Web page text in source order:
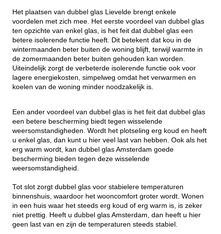
Het plaatsen van dubbel glas Lievelde brengt enkele
voordelen met zich mee. Het eerste voordeel van dubbel glas
ten opzichte van enkel glas, is het feit dat dubbel glas een
betere isolerende functie heeft. Dit betekent dat kou in de
wintermaanden beter buiten de woning blijft, terwijl warmte in
de zomermaanden beter buiten gehouden kan worden.
Uiteindelijk zorgt de verbeterde isolerende functie ook voor
lagere energiekosten, simpelweg omdat het verwarmen en
koelen van de woning minder noodzakelijk is.
Een ander voordeel van dubbel glas is het feit dat dubbel glas
een betere bescherming biedt tegen wisselende
weersomstandigheden. Wordt het plotseling erg koud en heeft
u enkel glas, dan kunt u hier veel last van hebben. Ook als het
erg warm wordt, kan dubbel glas Amsterdam goede
bescherming bieden tegen deze wisselende
weersomstandigheid.
Tot slot zorgt dubbel glas voor stabielere temperaturen
binnenshuis, waardoor het wooncomfort groter wordt. Wonen
in een huis waar het steeds erg koud of erg warm is, is zeker
niet prettig. Heeft u dubbel glas Amsterdam, dan heeft u hier
geen last van en zijn de temperaturen steeds stabiel.